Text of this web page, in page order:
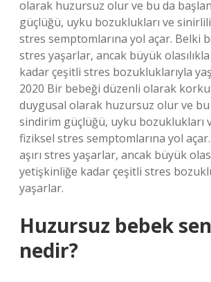
olarak huzursuz olur ve bu da
güçlüğü, uyku bozuklukları ve
stres semptomlarına yol açar. Belki
stres yaşarlar, ancak büyük
kadar çeşitli stres bozukluklarıyla
2020 Bir bebeği düzenli olarak
duygusal olarak huzursuz olur ve bu
sindirim güçlüğü, uyku bozuklukları
fiziksel stres semptomlarına yol
aşırı stres yaşarlar, ancak büyük
yetişkinliğe kadar çeşitli stres
yaşarlar.
Huzursuz bebek
nedir?